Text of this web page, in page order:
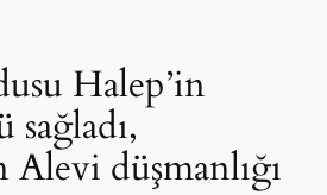
Halep’in
Alevi düşmanlığı